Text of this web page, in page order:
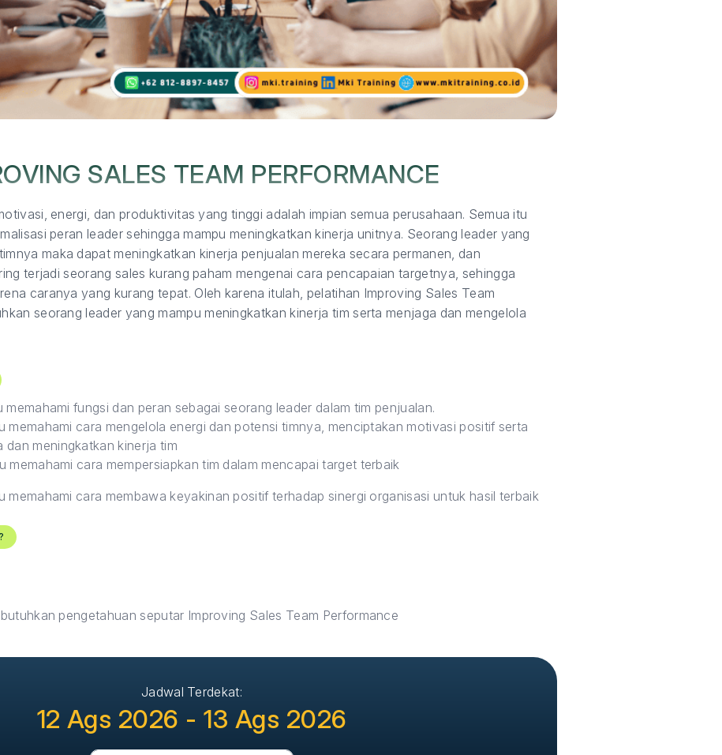
SALES TEAM PERFORMANCE
energi, dan produktivitas yang tinggi adalah impian semua perusahaan. Semua itu
peran leader sehingga mampu meningkatkan kinerja unitnya. Seorang leader yang
maka dapat meningkatkan kinerja penjualan mereka secara permanen, dan
terjadi seorang sales kurang paham mengenai cara pencapaian targetnya, sehingga
caranya yang kurang tepat. Oleh karena itulah, pelatihan Improving Sales Team
seorang leader yang mampu meningkatkan kinerja tim serta menjaga dan mengelola
memahami fungsi dan peran sebagai seorang leader dalam tim penjualan.
memahami cara mengelola energi dan potensi timnya, menciptakan motivasi positif serta
dan meningkatkan kinerja tim
memahami cara mempersiapkan tim dalam mencapai target terbaik
memahami cara membawa keyakinan positif terhadap sinergi organisasi untuk hasil terbaik
pengetahuan seputar Improving Sales Team Performance
Jadwal Terdekat:
12 Ags 2026 - 13 Ags 2026